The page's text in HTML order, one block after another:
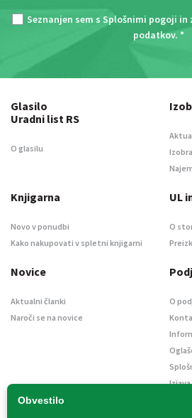
Seznanjen sem s Splošnimi pogoji in
podatkov. *
Obvestilo
Glasilo
Uradni list RS
O glasilu
Knjigarna
Novo v ponudbi
Kako nakupovati v spletni knjigarni
UL
O
Novice
Aktualni članki
Naroči se na novice
O